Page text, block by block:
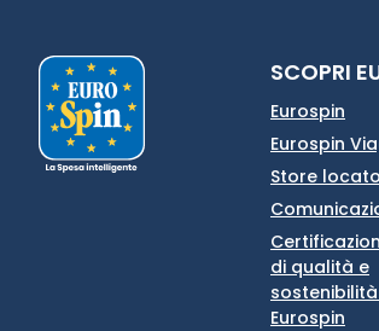
SCOPRI
Eurospin
Eurospin
Store
di qualità e
Eurospin